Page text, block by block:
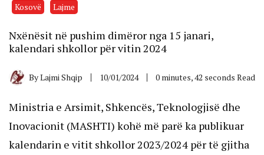
Kosovë Lajme
Nxënësit në pushim dimëror nga 15 janari,
kalendari shkollor për vitin 2024
ByLajmi Shqip 10/01/2024 0 minutes, 42 seconds Read
Ministria e Arsimit, Shkencës, Teknologjisë dhe
Inovacionit (MASHTI) kohë më parë ka publikuar
kalendarin e vitit shkollor 2023/2024 për të gjitha